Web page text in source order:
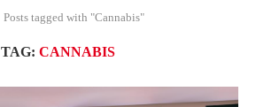
Posts tagged with "Cannabis"
TAG: CANNABIS